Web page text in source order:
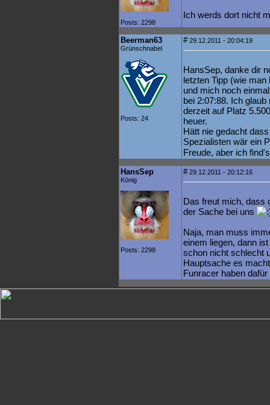
Posts: 2298
Ich werds dort nicht
Beerman63
Grünschnabel
Posts: 24
#29.12.2011 - 20:04:19
HansSep, danke dir
letzten Tipp (wie
und mich noch
bei 2:07:88. Ich
derzeit auf Platz
heuer.
Hätt nie gedacht
Spezialisten wär ein
Freude, aber ich
HansSep
König
Posts: 2298
#29.12.2011 - 20:12:16
Das freut mich, dass
der Sache bei uns
Naja, man muss
einem liegen, dann
schon nicht schlecht
Hauptsache es
Funracer haben